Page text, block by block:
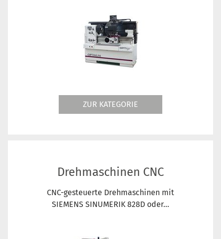
ZUR KATEGORIE
Drehmaschinen CNC
CNC-gesteuerte Drehmaschinen mit
SIEMENS SINUMERIK 828D oder...